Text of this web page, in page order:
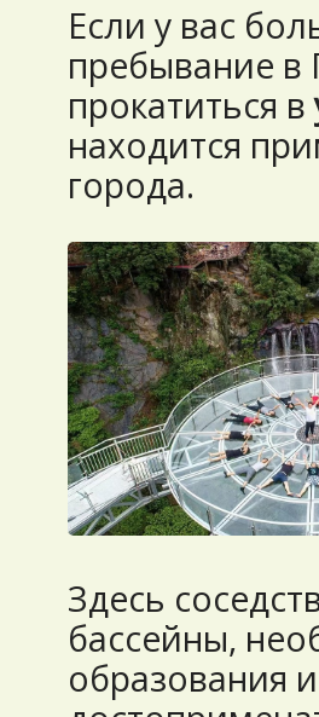
Если у вас
пребывание
прокатиться в
находится
города.
Здесь
бассейны,
образования